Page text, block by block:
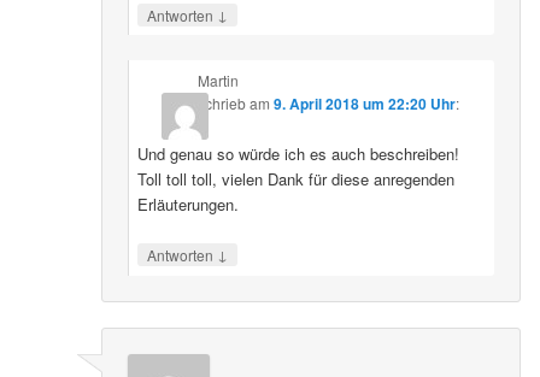
Antworten ↓
Martin
schriebam 9. April 2018 um 22:20 Uhr:
Und genau so würde ich es auch beschreiben!
Toll toll toll, vielen Dank für diese anregenden
Erläuterungen.
Antworten ↓